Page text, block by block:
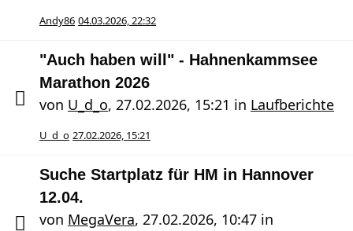
Andy86 04.03.2026, 22:32
"Auch haben will" - Hahnenkammsee
Marathon 2026
von U_d_o, 27.02.2026, 15:21 in Laufberichte
U_d_o 27.02.2026, 15:21
Suche Startplatz für HM in Hannover
12.04.
von MegaVera, 27.02.2026, 10:47 in